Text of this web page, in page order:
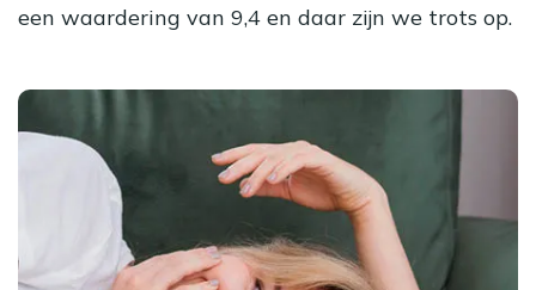
een waardering van 9,4 en daar zijn we trots op.